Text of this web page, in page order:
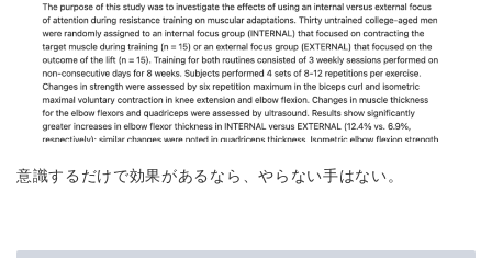
意識するだけで効果があるなら、やらない手はない。